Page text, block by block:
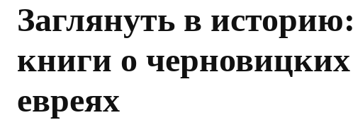
Заглянуть в историю:
книги о черновицких
евреях